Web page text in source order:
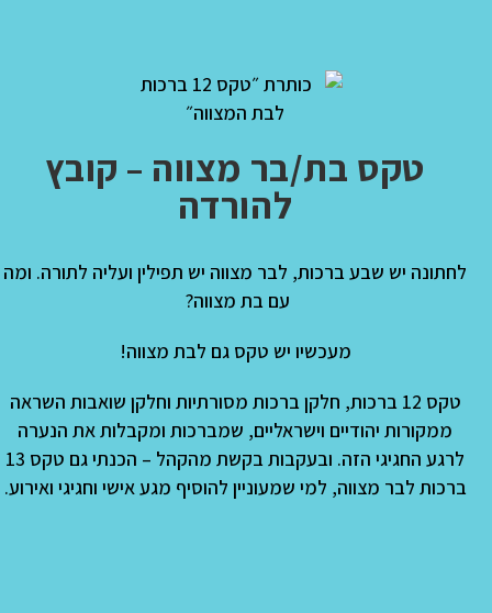
טקס בת/בר מצווה – קובץ
להורדה
לחתונה יש שבע ברכות,לבר מצווה יש תפילין ועליה לתורה.ומה
עם בת מצווה?
מעכשיו יש טקס גם לבת מצווה!
טקס12 ברכות,חלקן ברכות מסורתיות וחלקן שואבות השראה
ממקורות יהודיים וישראליים,שמברכות ומקבלות את הנערה
לרגע החגיגי הזה
. ובעקבות בקשת מהקהל – הכנתי גם טקס 13
ברכות לבר מצווה, למי שמעוניין להוסיף מגע אישי וחגיגי ואירוע.